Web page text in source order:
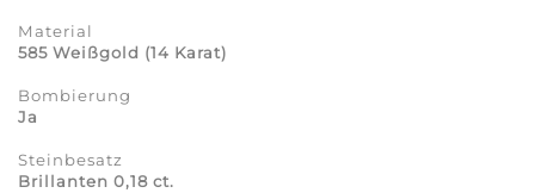
Material
585 Weißgold (14 Karat)
Bombierung
Ja
Steinbesatz
Brillanten 0,18 ct.